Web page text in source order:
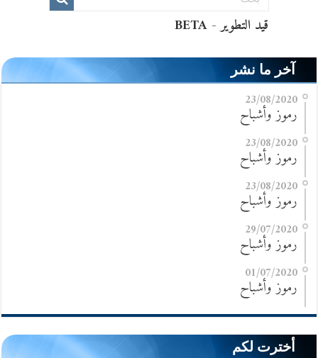
آخر ما نشر
23/08/2020
رموز وأشباح
23/08/2020
رموز وأشباح
23/08/2020
رموز وأشباح
29/07/2020
رموز وأشباح
01/07/2020
رموز وأشباح
أخترت لكم